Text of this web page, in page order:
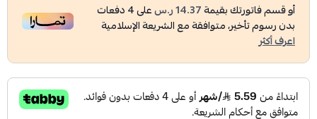
أو قسم فاتورتك بقيمة14.37 ر.س على4دفعات
بدون رسوم تأخير، متوافقة مع الشريعة الإسلامية
اعرف أكثر